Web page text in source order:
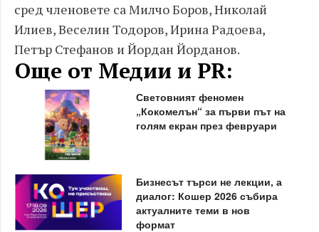
сред членовете са Милчо Боров, Николай
Илиев, Веселин Тодоров, Ирина Радоева,
Петър Стефанов и Йордан Йорданов.
Още от Медии и PR:
Световният феномен
„Кокомелън“ за първи път на
голям екран през февруари
Бизнесът търси не лекции, а
диалог: Кошер 2026 събира
актуалните теми в нов
формат